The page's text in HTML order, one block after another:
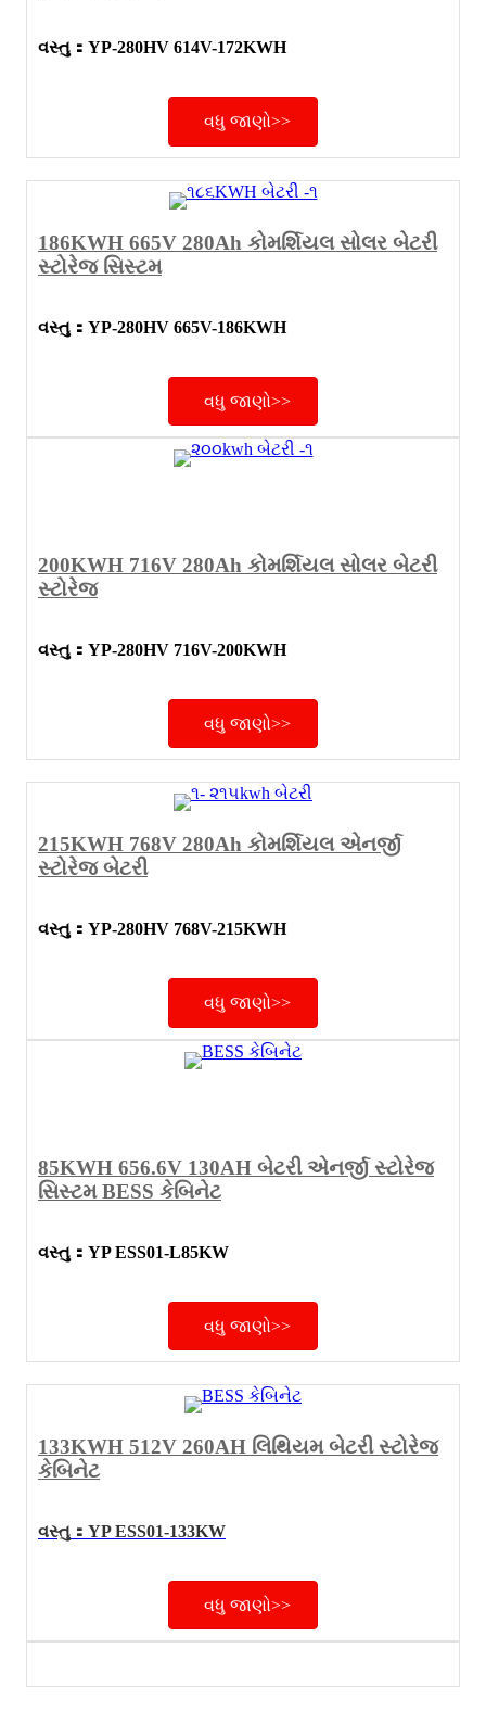
વસ્તુ ： YP-280HV 614V-172KWH
વધુ જાણો>>
186KWH 665V 280Ah કોમર્શિયલ સોલર બેટરી
સ્ટોરેજ સિસ્ટમ
વસ્તુ ： YP-280HV 665V-186KWH
વધુ જાણો>>
200KWH 716V 280Ah કોમર્શિયલ સોલર બેટરી
સ્ટોરેજ
વસ્તુ ： YP-280HV 716V-200KWH
વધુ જાણો>>
215KWH 768V 280Ah કોમર્શિયલ એનર્જી
સ્ટોરેજ બેટરી
વસ્તુ ： YP-280HV 768V-215KWH
વધુ જાણો>>
85KWH 656.6V 130AH બેટરી એનર્જી સ્ટોરેજ
સિસ્ટમ BESS કેબિનેટ
વસ્તુ ： YP ESS01-L85KW
વધુ જાણો>>
133KWH 512V 260AH લિથિયમ બેટરી સ્ટોરેજ
કેબિનેટ
વસ્તુ ： YP ESS01-133KW
વધુ જાણો>>